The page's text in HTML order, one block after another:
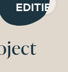
project
EDITIE